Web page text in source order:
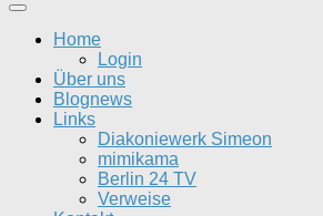
Home
Login
Über uns
Blognews
Links
Diakoniewerk Simeon
mimikama
Berlin 24 TV
Verweise